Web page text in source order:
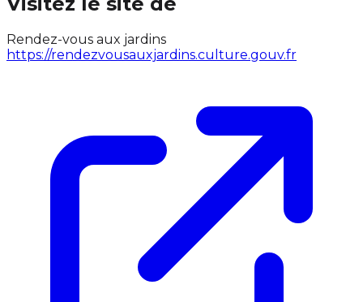
Rendez-vous aux jardins
https://rendezvousauxjardins.culture.gouv.fr